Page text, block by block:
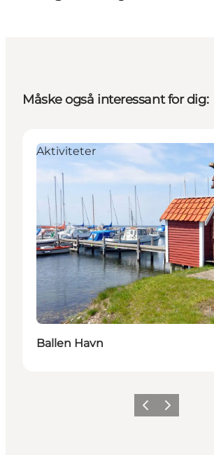
Måske også interessant for dig:
Aktiviteter
Ballen Havn
Forrige billede
Næste billede